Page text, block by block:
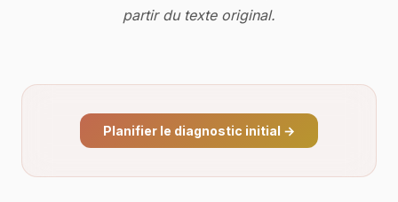
partir du texte original.
Planifier le diagnostic initial →